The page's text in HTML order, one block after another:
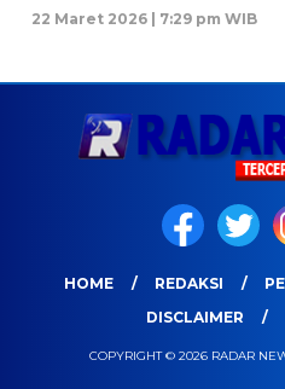
22 Maret 2026 | 7:29 pm WIB
HOME REDAKSI
DISCLAIMER
COPYRIGHT © 2026 RADAR